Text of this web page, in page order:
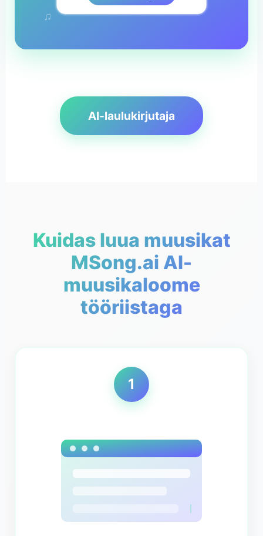
♫
AI-laulukirjutaja
Kuidas luua muusikat
MSong.ai AI-
muusikaloome
tööriistaga
1